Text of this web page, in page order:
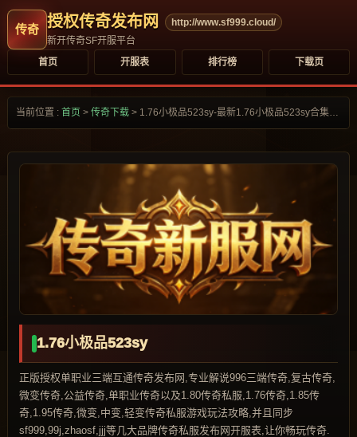
授权传奇发布网
http://www.sf999.cloud/
新开传奇SF开服平台
首页
开服表 排行榜 下载页
当前位置 : 首页 > 传奇下载 > 1.76小极品523sy-最新1.76小极品523sy合集大全-
1.76小极品523sy
正版授权单职业三端互通传奇发布网,专业解说996三端传奇,复古传奇,
微变传奇,公益传奇,单职业传奇以及1.80传奇私服,1.76传奇,1.85传
奇,1.95传奇,微变,中变,轻变传奇私服游戏玩法攻略,并且同步
sf999,99j,zhaosf,jjj等几大品牌传奇私服发布网开服表,让你畅玩传奇.